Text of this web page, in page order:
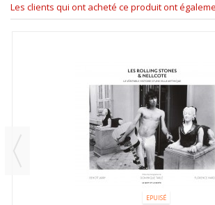
Les clients qui ont acheté ce produit ont
EPUISÉ